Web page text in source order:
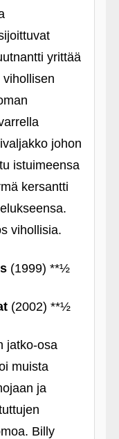
yrittää
johon
istuimeensa
kersantti
vihollisia.
(1999) **½
(2002) **½
jatko-osa
muista
ja
Billy